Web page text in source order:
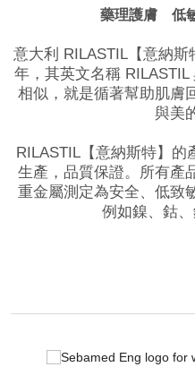
藥理護膚 低
意大利 RILASTIL【意納
年，其英文名稱
相似，就是循著幫助肌膚
與美
RILASTIL【意納斯特】的
生產，品質保證。所有產
重金屬測定為安全、低致
例如鎳、鈷、